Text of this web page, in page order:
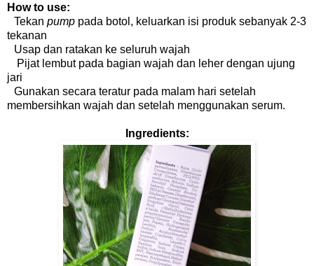
How to use:
Tekan pump pada botol, keluarkan isi produk sebanyak 2-3
tekanan
Usap dan ratakan ke seluruh wajah
Pijat lembut pada bagian wajah dan leher dengan ujung
jari
Gunakan secara teratur pada malam hari setelah
membersihkan wajah dan setelah menggunakan serum.
Ingredients: